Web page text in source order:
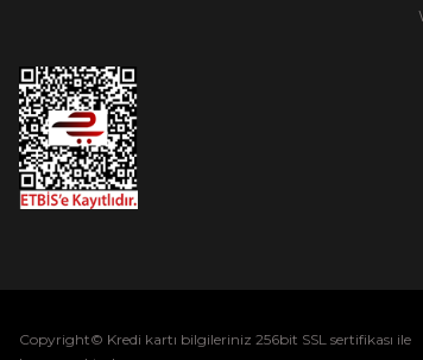
Copyright© Kredi kartı bilgileriniz 256bit SSL sertifikası ile